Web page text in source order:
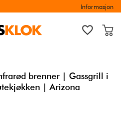
Informasjon
brenner | Gassgrill i
| Arizona